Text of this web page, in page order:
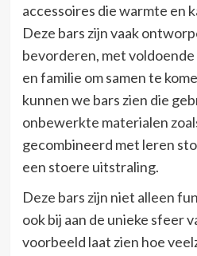
accessoires die warmte en
Deze bars zijn vaak
bevorderen, met
en familie om samen te
kunnen we bars zien die
onbewerkte materialen
gecombineerd met leren
een stoere uitstraling.
Deze bars zijn niet alleen
ook bij aan de unieke sfeer
voorbeeld laat zien hoe